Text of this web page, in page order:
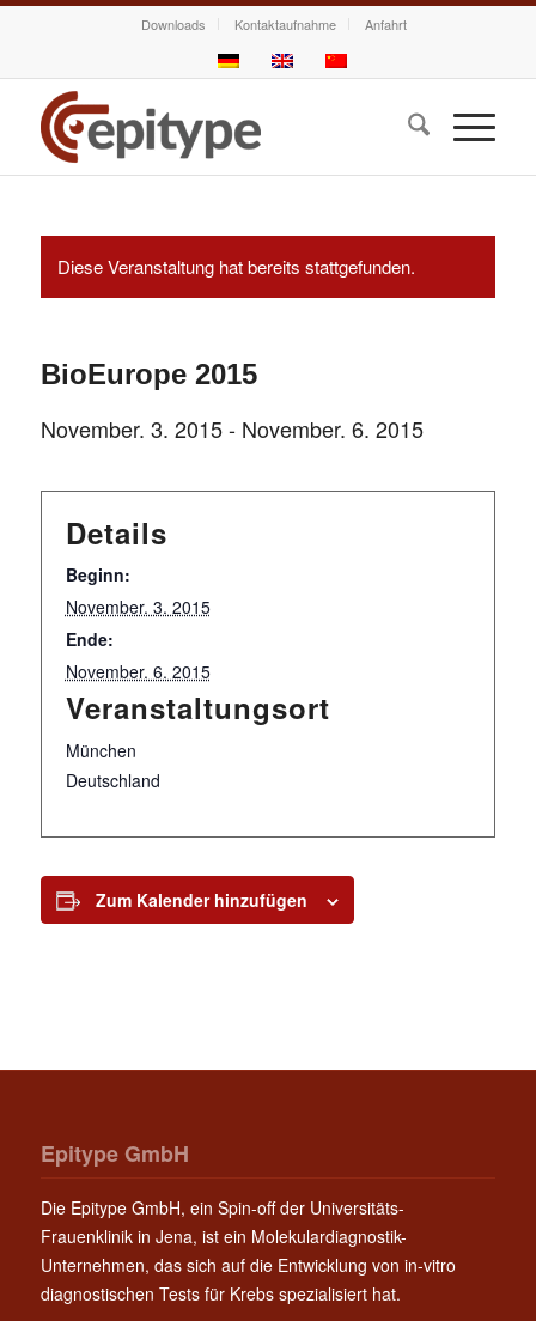
Downloads Kontaktaufnahme Anfahrt
Diese Veranstaltung hat bereits stattgefunden.
BioEurope 2015
November. 3. 2015- November. 6. 2015
Details
Beginn:
November. 3. 2015
Ende:
November. 6. 2015
Veranstaltungsort
München
Deutschland
Zum Kalender hinzufügen
Epitype GmbH
Die Epitype GmbH, ein Spin-off der Universitäts-
Frauenklinik in Jena, ist ein Molekulardiagnostik-
Unternehmen, das sich auf die Entwicklung von in-vitro
diagnostischen Tests für Krebs spezialisiert hat.